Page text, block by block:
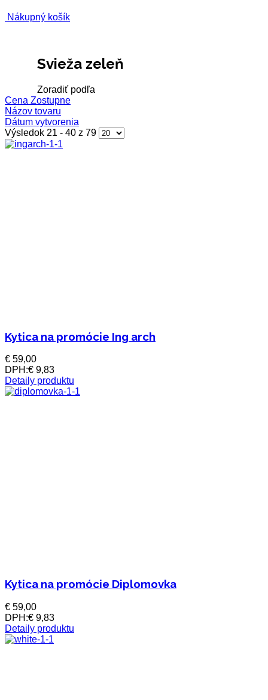
Nákupný košík
Svieža zeleň
Zoradiť podľa
Cena Zostupne
Názov tovaru
Dátum vytvorenia
Výsledok 21 - 40 z 79
Kytica na promócie Ing arch
€ 59,00
DPH:€ 9,83
Detaily produktu
Kytica na promócie Diplomovka
€ 59,00
DPH:€ 9,83
Detaily produktu